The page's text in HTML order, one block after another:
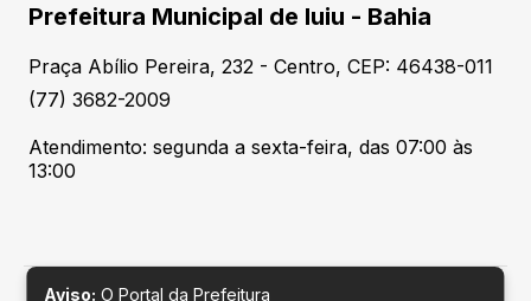
Prefeitura Municipal de Iuiu - Bahia
Praça Abílio Pereira, 232 - Centro, CEP: 46438-011
(77) 3682-2009
Atendimento: segunda a sexta-feira, das 07:00 às
13:00
Aviso: O Portal da Prefeitura